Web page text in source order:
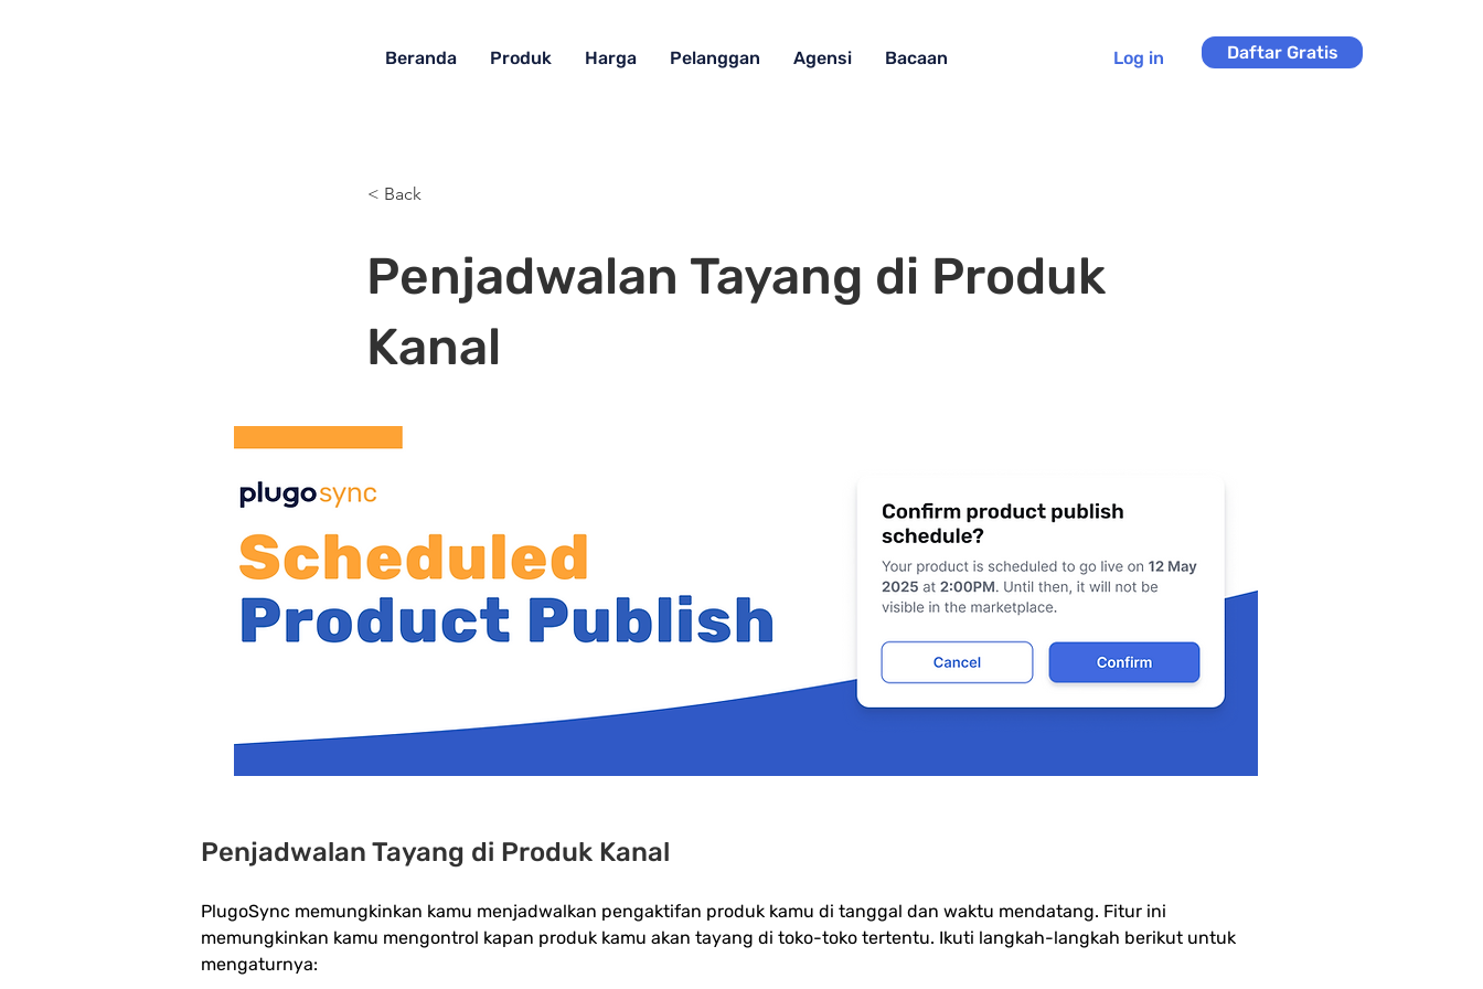
Beranda Produk Harga Pelanggan Agensi Bacaan Log in Daftar Gratis
< Back
Penjadwalan Tayang di Produk
Kanal
Penjadwalan Tayang di Produk Kanal
PlugoSync memungkinkan kamu menjadwalkan pengaktifan produk kamu di tanggal dan waktu mendatang. Fitur ini
memungkinkan kamu mengontrol kapan produk kamu akan tayang di toko-toko tertentu. Ikuti langkah-langkah berikut untuk
mengaturnya: